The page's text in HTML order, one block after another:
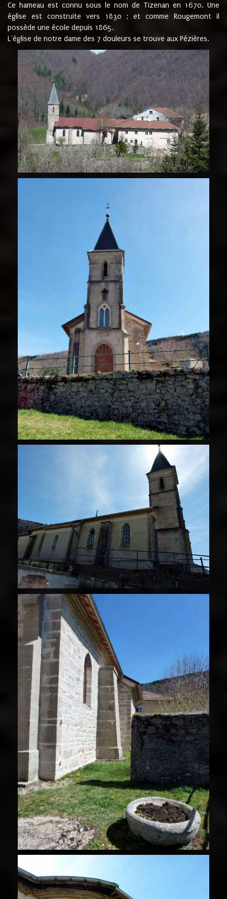
Ce hameau est connu sous le nom de Tizenan en 1670. Une
église est construite vers 1830 ; et comme Rougemont il
possède une école depuis 1865.
L'église de notre dame des 7 douleurs se trouve aux Pézières.